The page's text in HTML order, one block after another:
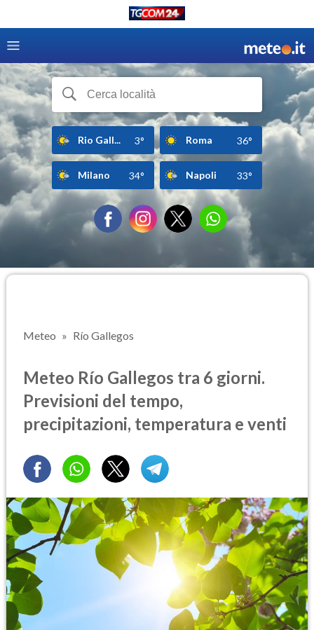
Rio Gall... 3° Roma 36°
Milano 34° Napoli 33°
Meteo Río Gallegos
Meteo Río Gallegos tra 6 giorni.
Previsioni del tempo,
precipitazioni, temperatura e venti